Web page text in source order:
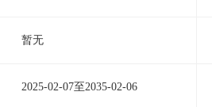
暂无
2025-02-07至2035-02-06